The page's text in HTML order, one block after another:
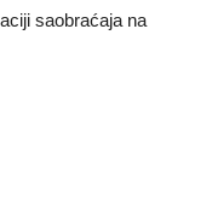
saobraćaja na